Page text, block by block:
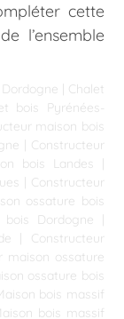
cette
l’ensemble
| Chalet
bois Pyrénées-
maison bois
| Constructeur
bois Landes |
| Constructeur
ossature bois
bois Dordogne |
| Constructeur
maison ossature
ossature bois
bois massif
bois massif